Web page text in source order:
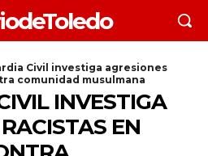
Civil investiga agresiones
comunidad musulmana
INVESTIGA
EN